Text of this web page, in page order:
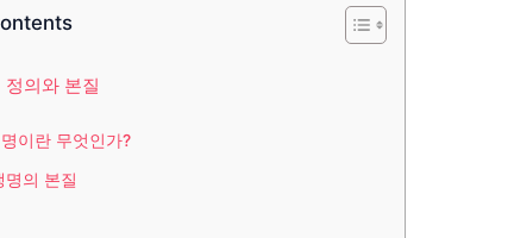
정의와 본질
이란 무엇인가?
명의 본질